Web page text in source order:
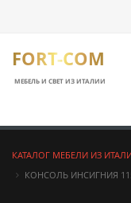
FORT-COM
МЕБЕЛЬ И СВЕТ ИЗ ИТАЛИИ
КАТАЛОГ МЕБЕЛИ ИЗ
КОНСОЛЬ ИНСИГНИЯ